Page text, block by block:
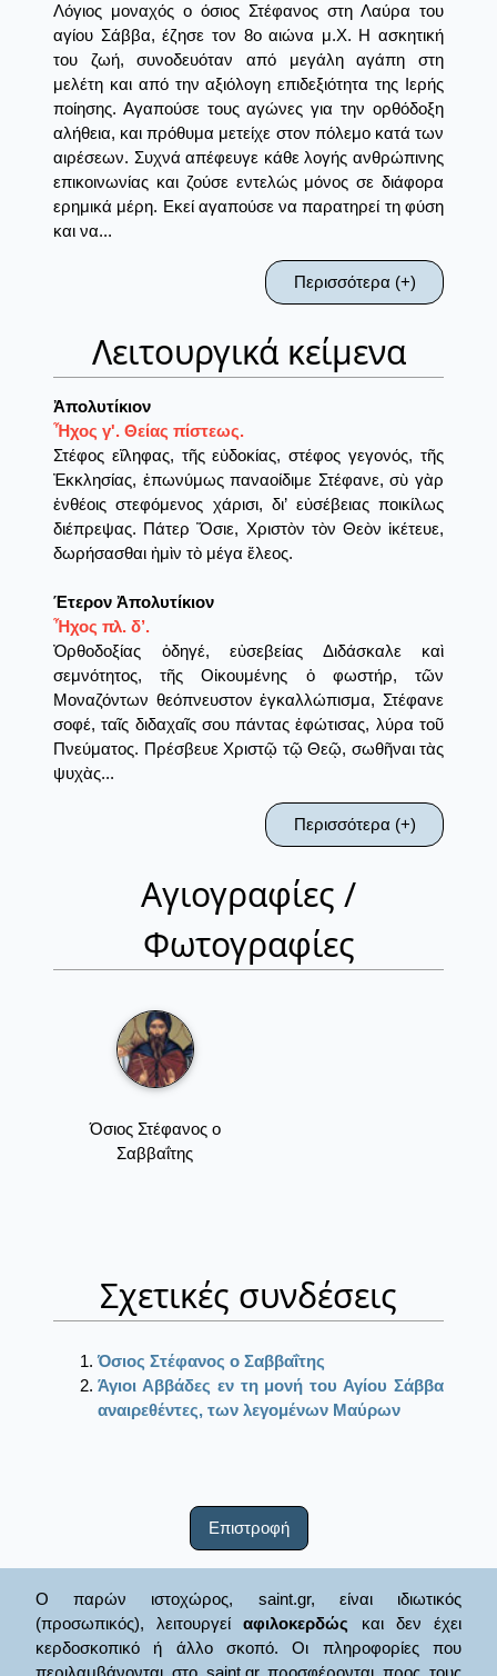
Λόγιος μοναχός ο όσιος Στέφανος στη Λαύρα του
αγίου Σάββα, έζησε τον 8ο αιώνα μ.Χ. Η ασκητική
του ζωή, συνοδευόταν από μεγάλη αγάπη στη
μελέτη και από την αξιόλογη επιδεξιότητα της Ιερής
ποίησης. Αγαπούσε τους αγώνες για την ορθόδοξη
αλήθεια, και πρόθυμα μετείχε στον πόλεμο κατά των
αιρέσεων. Συχνά απέφευγε κάθε λογής ανθρώπινης
επικοινωνίας και ζούσε εντελώς μόνος σε διάφορα
ερημικά μέρη. Εκεί αγαπούσε να παρατηρεί τη φύση
και να...
Περισσότερα (+)
Λειτουργικά κείμενα
Ἀπολυτίκιον
Ἦχος γ'. Θείας πίστεως.
Στέφος εἴληφας, τῆς εὐδοκίας, στέφος γεγονός, τῆς
Ἐκκλησίας, ἐπωνύμως παναοίδιμε Στέφανε, σὺ γὰρ
ἐνθέοις στεφόμενος χάρισι, δι’ εὐσέβειας ποικίλως
διέπρεψας. Πάτερ Ὅσιε, Χριστὸν τὸν Θεὸν ἱκέτευε,
δωρήσασθαι ἠμὶν τὸ μέγα ἔλεος.
Έτερον Ἀπολυτίκιον
Ἦχος πλ. δ’.
Ὀρθοδοξίας ὁδηγέ, εὐσεβείας Διδάσκαλε καὶ
σεμνότητος, τῆς Οἰκουμένης ὁ φωστήρ, τῶν
Μοναζόντων θεόπνευστον ἐγκαλλώπισμα, Στέφανε
σοφέ, ταῖς διδαχαῖς σου πάντας ἐφώτισας, λύρα τοῦ
Πνεύματος. Πρέσβευε Χριστῷ τῷ Θεῷ, σωθῆναι τὰς
ψυχὰς...
Περισσότερα (+)
Αγιογραφίες /
Φωτογραφίες
Όσιος Στέφανος ο
Σαββαΐτης
Σχετικές συνδέσεις
Όσιος Στέφανος ο Σαββαΐτης
Άγιοι Αββάδες εν τη μονή του Αγίου Σάββα
αναιρεθέντες, των λεγομένων Μαύρων
Επιστροφή
Ο παρών ιστοχώρος, saint.gr, είναι ιδιωτικός
(προσωπικός), λειτουργείαφιλοκερδώς και δεν έχει
κερδοσκοπικό ή άλλο σκοπό. Οι πληροφορίες που
περιλαμβάνονται στο saint.gr προσφέρονται προς τους